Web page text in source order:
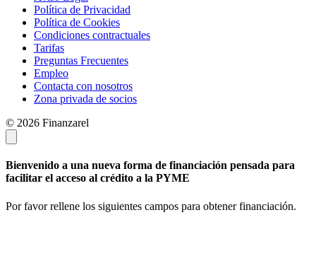
Política de Privacidad
Política de Cookies
Condiciones contractuales
Tarifas
Preguntas Frecuentes
Empleo
Contacta con nosotros
Zona privada de socios
© 2026 Finanzarel
Bienvenido a una nueva forma de financiación pensada para
facilitar el acceso al crédito a la PYME
Por favor rellene los siguientes campos para obtener financiación.